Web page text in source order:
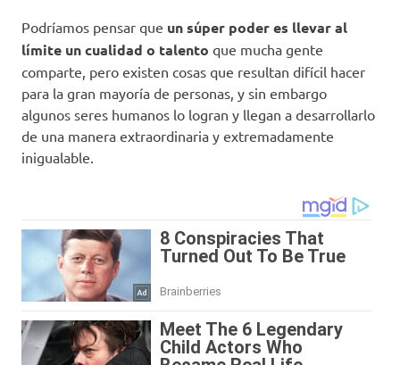
Podríamos pensar que un súper poder es llevar al
límite un cualidad o talento que mucha gente
comparte, pero existen cosas que resultan difícil hacer
para la gran mayoría de personas, y sin embargo
algunos seres humanos lo logran y llegan a desarrollarlo
de una manera extraordinaria y extremadamente
inigualable.